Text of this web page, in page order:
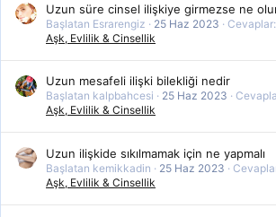
Uzun süre cinsel ilişkiye girmezse ne
Başlatan Esrarengiz 25 Haz 2023
Cevaplar:
Aşk, Evlilik & Cinsellik
Uzun mesafeli ilişki bilekliği nedir
Başlatan kalpbahcesi 25 Haz 2023
Aşk, Evlilik & Cinsellik
Uzun ilişkide sıkılmamak için ne yapmalı
Başlatan kemikkadin 25 Haz 2023
Aşk, Evlilik & Cinsellik